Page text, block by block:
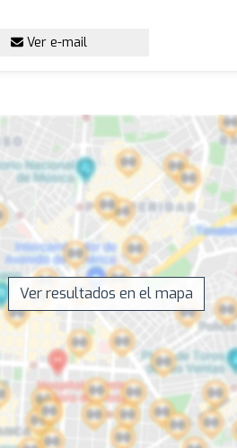
Ver e-mail
Ver resultados en el mapa